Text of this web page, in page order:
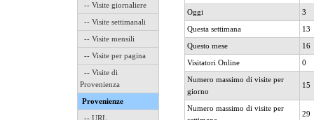
-- Visite giornaliere
-- Visite settimanali
-- Visite mensili
-- Visite per pagina
-- Visite di
Provenienza
Provenienze
-- URL
Oggi
3
Questa settimana
13
Questo mese
16
Visitatori Online
0
Numero massimo di visite per
giorno
15
Numero massimo di visite per
29